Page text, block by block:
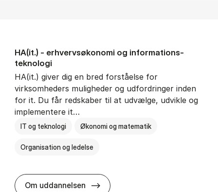
HA(it.) - erhvervs­økonomi og informations­
teknologi
HA(it.) giver dig en bred forståelse for
virksomheders muligheder og udfordringer inden
for it. Du får redskaber til at udvælge, udvikle og
implementere it…
IT og teknologi Økonomi og matematik
Organisation og ledelse
Om uddannelsen HA(it.) - erhvervs­økonomi og